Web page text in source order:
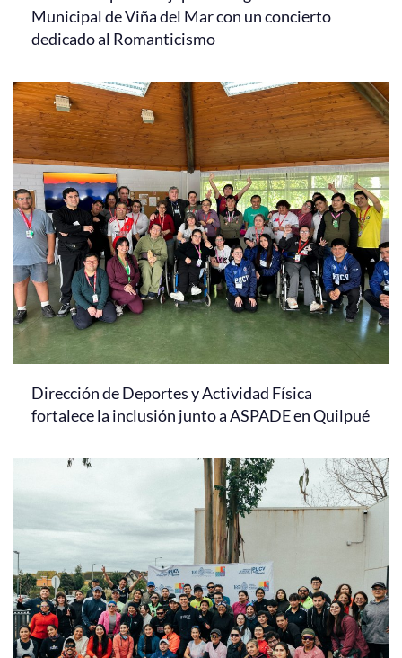
Municipal de Viña del Mar con un concierto
dedicado al Romanticismo
Dirección de Deportes y Actividad Física
fortalece la inclusión junto a ASPADE en Quilpué